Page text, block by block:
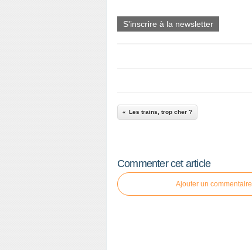
S'inscrire à la newsletter
Les trains, trop cher ?
Commenter cet article
Ajouter un commentaire